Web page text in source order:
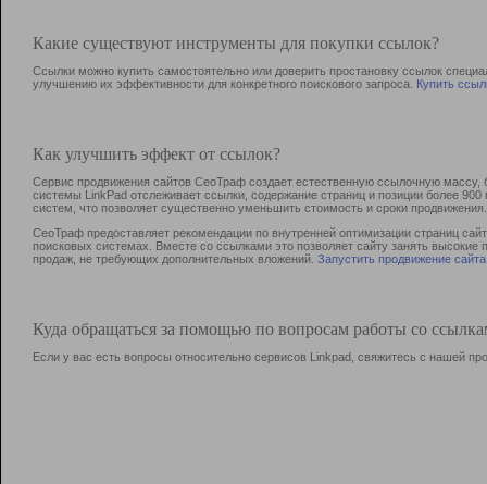
Какие существуют инструменты для покупки ссылок?
Ссылки можно купить самостоятельно или доверить простановку ссылок
улучшению их эффективности для конкретного поискового запроса. Купить
Как улучшить эффект от ссылок?
Сервис продвижения сайтов СеоТраф создает естественную ссылочную
системы LinkPad отслеживает ссылки, содержание страниц и позиции более
систем, что позволяет существенно уменьшить стоимость и сроки продвижения.
СеоТраф предоставляет рекомендации по внутренней оптимизации страниц
поисковых системах. Вместе со ссылками это позволяет сайту занять
продаж, не требующих дополнительных вложений. Запустить продвижение сайта
Куда обращаться за помощью по вопросам работы со
Если у вас есть вопросы относительно сервисов Linkpad, свяжитесь с нашей